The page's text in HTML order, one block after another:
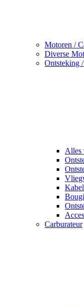
Motoren /
Diverse
Ontsteking
Alles
Carburateur